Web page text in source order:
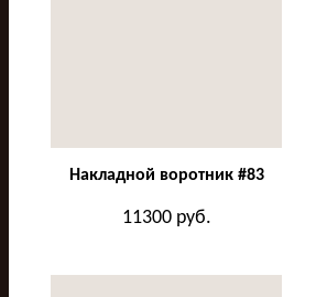
Накладной воротник #83
11300руб.